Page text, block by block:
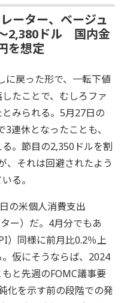
ーター、ベージュ
2,380ドル 国内金
を想定
に戻った形で、一転下値
たことで、むしろファ
みられる。5月27日の
連休となったことも、
。節目の2,350ドルを割
、それは回避されたよう
る。
の米個人消費支出
ー）だ。4月分でもあ
）同様に前月比0.2％上
仮にそうならば、2024
と先週のFOMC議事要
化を示す前の段階での発